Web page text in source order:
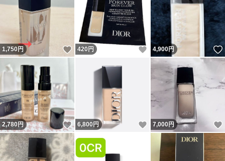
1,750円 いいね！
420 円 いいね！
4,900円
2,780円 いいね！
6,800 円 いいね！
7,000円